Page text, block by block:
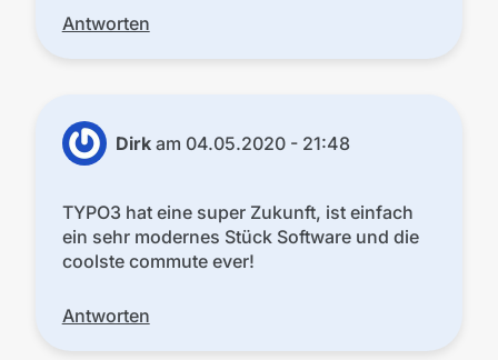
Antworten
Dirk am 04.05.2020 - 21:48
TYPO3 hat eine super Zukunft, ist einfach
ein sehr modernes Stück Software und die
coolste commute ever!
Antworten